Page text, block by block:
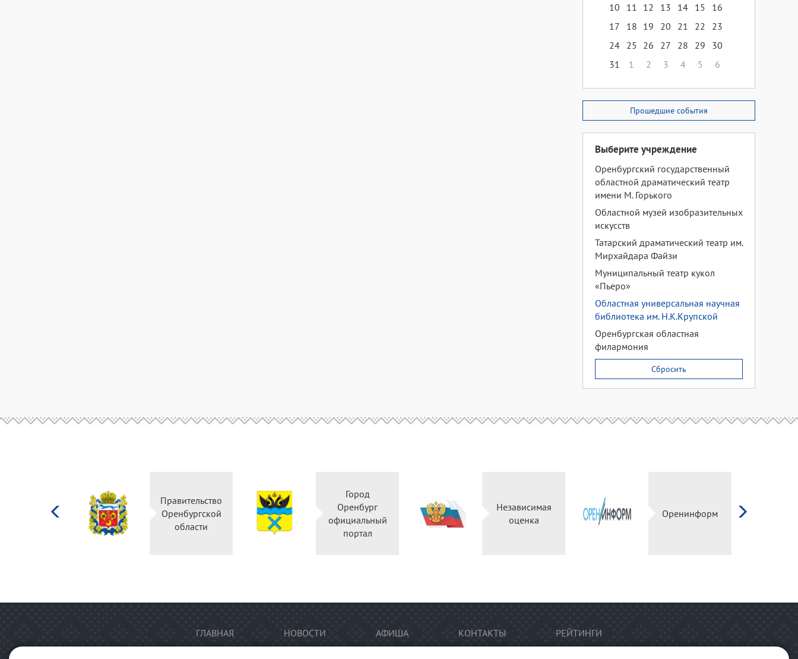
10
11 12 13 14 15
16
17
18 19 20 21 22
23
24 25 26 27 28 29
30
31
1 2 3 4 5 6
Прошедшие события
Выберите учреждение
Оренбургский государственный
областной драматический театр
имени М. Горького
Областной музей изобразительных
искусств
Татарский драматический театр им.
Мирхайдара Файзи
Муниципальный театр кукол
«Пьеро»
Областная универсальная научная
библиотека им. Н.К.Крупской
Оренбургская областная
филармония
Сбросить
Правительство
Оренбургской
области
Город
Оренбург
официальный
портал
Независимая
оценка
Оренинформ
ГЛАВНАЯ НОВОСТИ АФИША КОНТАКТЫ РЕЙТИНГИ